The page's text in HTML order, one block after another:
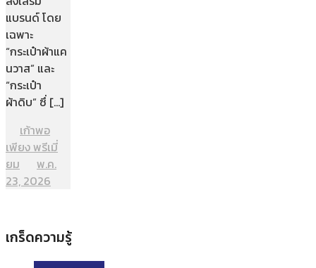
แบรนด์ โดย
เฉพาะ
“กระเป๋าผ้าแค
นวาส” และ
“กระเป๋า
ผ้าดิบ” ซึ่ […]
เก้าพอ
เพียง พรีเมี่
ยม
พ.ค.
23, 2026
เกร็ดความรู้